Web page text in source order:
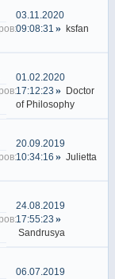
03.11.2020
09:08:31
ksfan
01.02.2020
17:12:23
Doctor
of Philosophy
20.09.2019
10:34:16
Julietta
24.08.2019
17:55:23
Sandrusya
06.07.2019